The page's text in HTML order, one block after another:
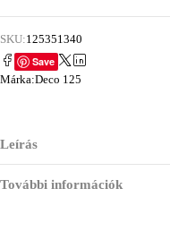
SKU:125351340
Save
Márka:Deco 125
Leírás
További információk